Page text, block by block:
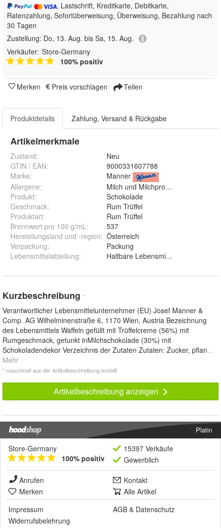
, Lastschrift, Kreditkarte, Debitkarte,
Ratenzahlung, Sofortüberweisung, Überweisung, Bezahlung nach
30 Tagen
Zustellung: Do, 13. Aug. bis Sa, 15. Aug.
Verkäufer: Store-Germany
100% positiv
Merken Preis vorschlagen Teilen
Produktdetails Zahlung, Versand & Rückgabe
Artikelmerkmale
Zustand:
Neu
GTIN / EAN:
9000331607788
Marke:
Manner
Allergene:
Milch und Milchprodukte
Produkt:
Schokolade
Geschmack:
Rum Trüffel
Produktart:
Rum Trüffel
Brennwert pro 100 g/mL:
537
Herstellungsland und -region: Österreich
Verpackung:
Packung
Lebensmittelabteilung: Haltbare Lebensmittel
Kurzbeschreibung *
Verantwortlicher Lebensmittelunternehmer (EU) Josef Manner &
Comp. AG Wilhelminenstraße 6, 1170 Wien, Austria Bezeichnung
des Lebensmittels Waffeln gefüllt mit Trüffelcreme (56%) mit
Rumgeschmack, getunkt inMilchschokolade (30%) mit
Schokoladendekor Verzeichnis der Zutaten Zutaten: Zucker, pflan...
Mehr
* maschinell aus der Artikelbeschreibung erstellt
Artikelbeschreibung anzeigen
Platin
Store-Germany
100% positiv
15397 Verkäufe
Gewerblich
Anrufen
Kontakt
Merken
Alle Artikel
Impressum
AGB & Datenschutz
Widerrufsbelehrung